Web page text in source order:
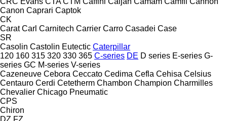
Canon Caprari Captok
CK
Carat Carl Carnitech Carrier Carro Casadei Case
SR
Casolin Castolin Eutectic Caterpillar
120 160 315 320 330 365 C-series DE D series E-series G-
series GC M-series V-series
Cazeneuve Cebora Ceccato Cedima Cefla Cehisa Celsius
Centauro Cerdi Cetetherm Chambon Champion Charmilles
Chevalier Chicago Pneumatic
CPS
Chiron
DZ FZ